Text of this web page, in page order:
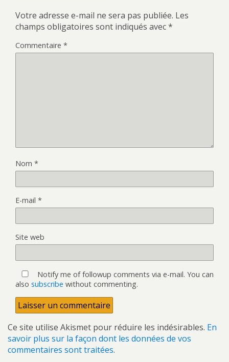
Votre adresse e-mail ne sera pas publiée. Les
champs obligatoires sont indiqués avec*
Commentaire *
Nom *
E-mail *
Site web
Notify me of followup comments via e-mail. You can
also subscribe without commenting.
Ce site utilise Akismet pour réduire les indésirables. En
savoir plus sur la façon dont les données de vos
commentaires sont traitées.